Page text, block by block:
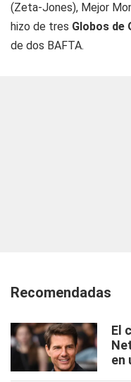
(Zeta-Jones), Mejor
hizo de tres Globos de
de dos BAFTA.
Recomendadas
El
en